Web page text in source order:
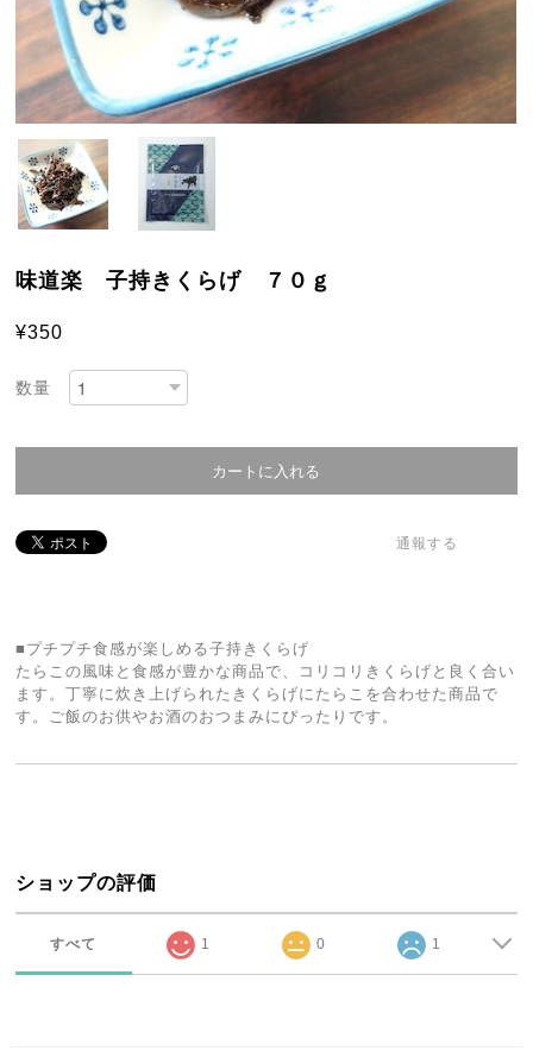
味道楽 子持きくらげ ７０ｇ
¥350
数量
通報する
■プチプチ食感が楽しめる子持きくらげ
たらこの風味と食感が豊かな商品で、コリコリきくらげと良く合い
ます。丁寧に炊き上げられたきくらげにたらこを合わせた商品で
す。ご飯のお供やお酒のおつまみにぴったりです。
ショップの評価
すべて 1 0 1